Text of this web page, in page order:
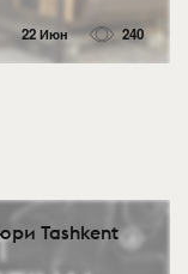
22 Июн 240
Tashkent